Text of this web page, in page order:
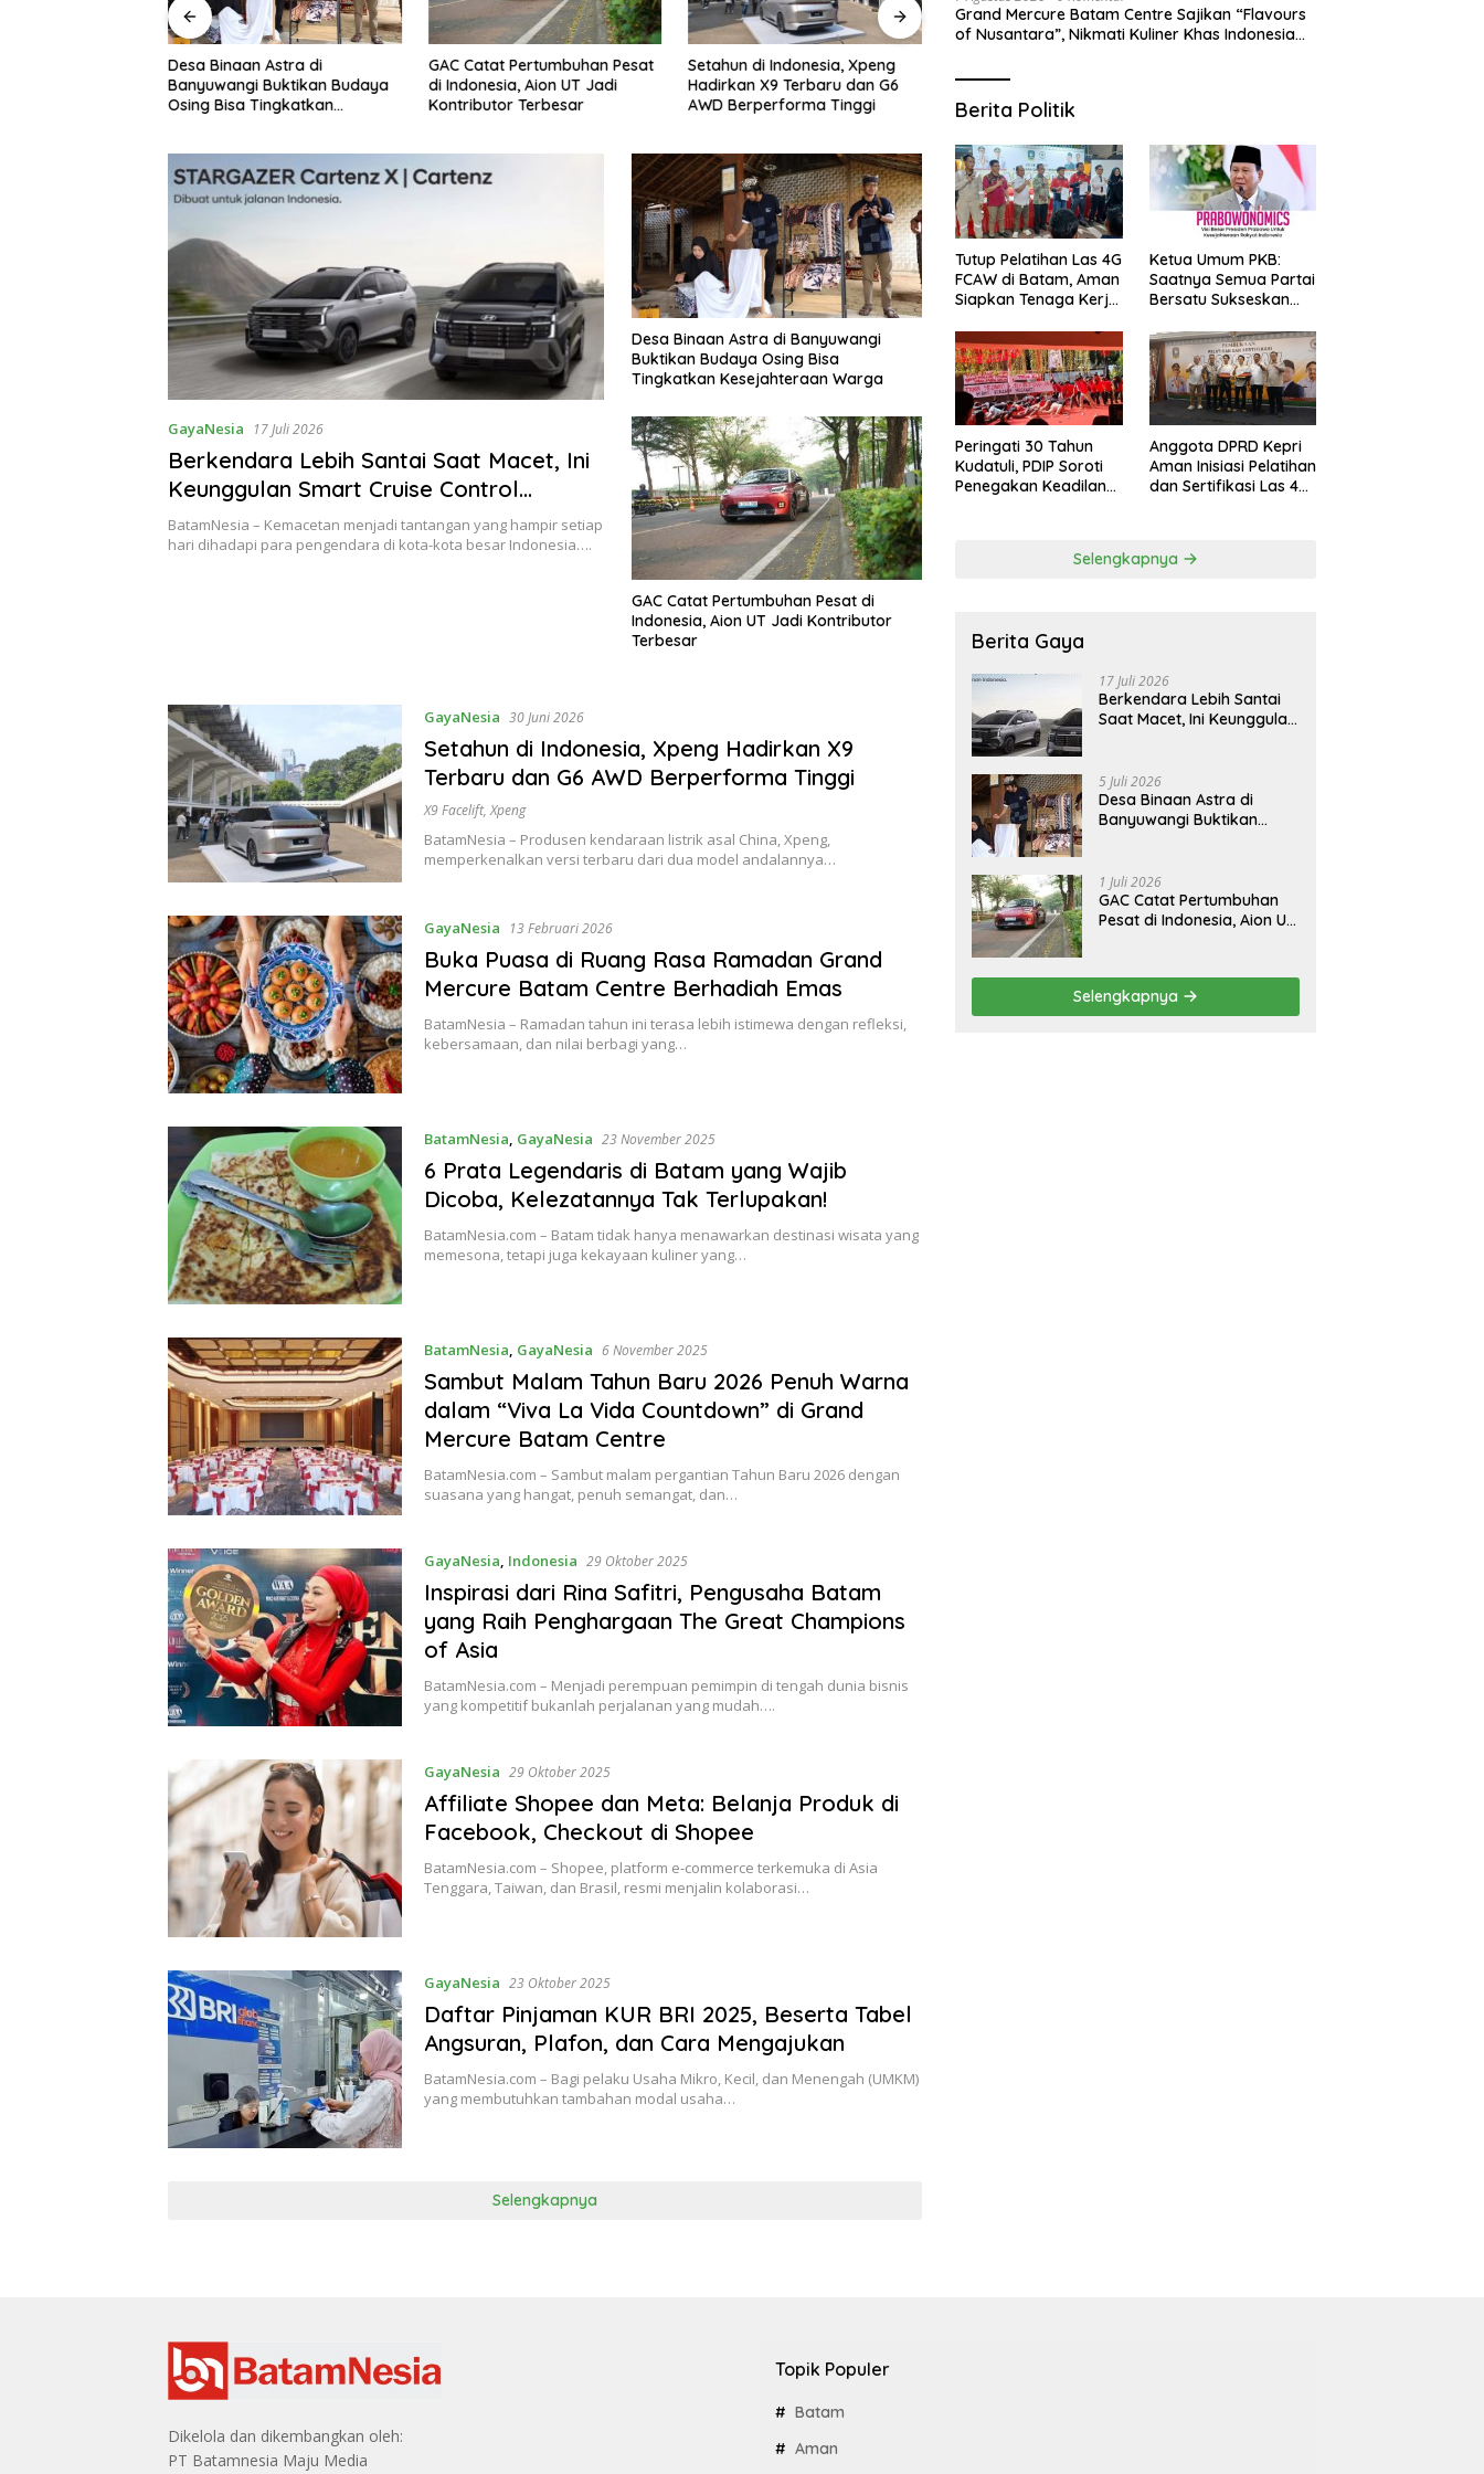
Desa Binaan Astra di
Banyuwangi Buktikan Budaya
Osing Bisa Tingkatkan
GAC Catat Pertumbuhan Pesat
di Indonesia, Aion UT Jadi
Kontributor Terbesar
Setahun di Indonesia, Xpeng
Hadirkan X9 Terbaru dan G6
AWD Berperforma Tinggi
Ramadan Grand Mercure
Batam Centre Berhadiah Emas
GayaNesia 17 Juli 2026
Berkendara Lebih Santai Saat Macet, Ini
Keunggulan Smart Cruise Control
Hyundai STARGAZER Cartenz
BatamNesia – Kemacetan menjadi tantangan yang hampir setiap
hari dihadapi para pengendara di kota-kota besar Indonesia….
Desa Binaan Astra di Banyuwangi
Buktikan Budaya Osing Bisa
Tingkatkan Kesejahteraan Warga
GAC Catat Pertumbuhan Pesat di
Indonesia, Aion UT Jadi Kontributor
Terbesar
GayaNesia 30 Juni 2026
Setahun di Indonesia, Xpeng Hadirkan X9
Terbaru dan G6 AWD Berperforma Tinggi
X9 Facelift,Xpeng
BatamNesia – Produsen kendaraan listrik asal China, Xpeng,
memperkenalkan versi terbaru dari dua model andalannya…
GayaNesia 13 Februari 2026
Buka Puasa di Ruang Rasa Ramadan Grand
Mercure Batam Centre Berhadiah Emas
BatamNesia – Ramadan tahun ini terasa lebih istimewa dengan refleksi,
kebersamaan, dan nilai berbagi yang…
BatamNesia, GayaNesia 23 November 2025
6 Prata Legendaris di Batam yang Wajib
Dicoba, Kelezatannya Tak Terlupakan!
BatamNesia.com – Batam tidak hanya menawarkan destinasi wisata yang
memesona, tetapi juga kekayaan kuliner yang…
BatamNesia GayaNesia 6 November 2025
Sambut Malam Tahun Baru 2026 Penuh Warna
dalam “Viva La Vida Countdown” di Grand
Mercure Batam Centre
BatamNesia.com – Sambut malam pergantian Tahun Baru 2026 dengan
suasana yang hangat, penuh semangat, dan…
GayaNesia Indonesia 29 Oktober 2025
Inspirasi dari Rina Safitri, Pengusaha Batam
yang Raih Penghargaan The Great Champions
of Asia
BatamNesia.com – Menjadi perempuan pemimpin di tengah dunia bisnis
yang kompetitif bukanlah perjalanan yang mudah….
GayaNesia 29 Oktober 2025
Affiliate Shopee dan Meta: Belanja Produk di
Facebook, Checkout di Shopee
BatamNesia.com – Shopee, platform e-commerce terkemuka di Asia
Tenggara, Taiwan, dan Brasil, resmi menjalin kolaborasi…
GayaNesia 23 Oktober 2025
Daftar Pinjaman KUR BRI 2025, Beserta Tabel
Angsuran, Plafon, dan Cara Mengajukan
BatamNesia.com – Bagi pelaku Usaha Mikro, Kecil, dan Menengah (UMKM)
yang membutuhkan tambahan modal usaha…
Selengkapnya
Grand Mercure Batam Centre Sajikan “Flavours
of Nusantara”, Nikmati Kuliner Khas Indonesia
Berita Politik
Tutup Pelatihan Las 4G
FCAW di Batam, Aman
Siapkan Tenaga Kerja
Ketua Umum PKB:
Saatnya Semua Partai
Bersatu Sukseskan
Lewat Revisi 108 UU
Peringati 30 Tahun
Kudatuli, PDIP Soroti
Penegakan Keadilan
Anggota DPRD Kepri
Aman Inisiasi Pelatihan
dan Sertifikasi Las 4G
Selengkapnya
Berita Gaya
17 Juli 2026
Berkendara Lebih Santai
Saat Macet, Ini Keunggulan
Cartenz
5 Juli 2026
Desa Binaan Astra di
Banyuwangi Buktikan
Warga
1 Juli 2026
GAC Catat Pertumbuhan
Pesat di Indonesia, Aion UT
Selengkapnya
Dikelola dan dikembangkan oleh:
PT Batamnesia Maju Media
Topik Populer
Batam
Aman